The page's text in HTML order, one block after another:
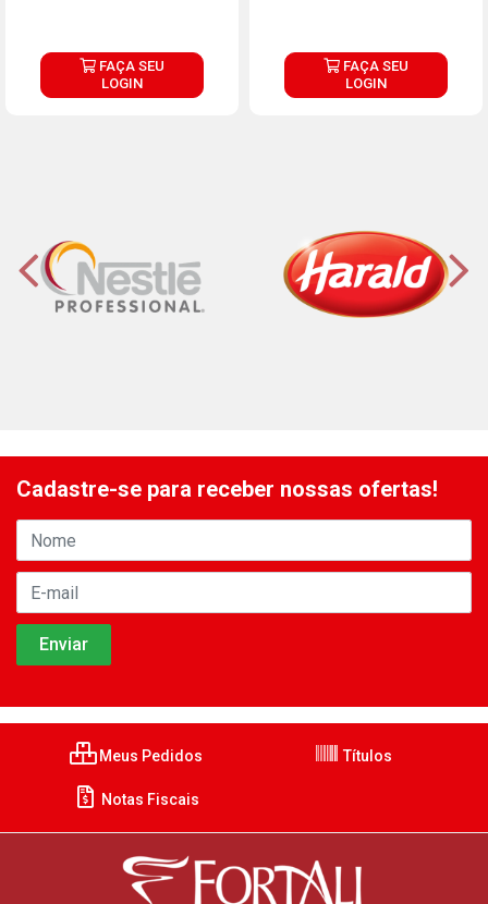
FAÇA SEU
LOGIN
FAÇA SEU
LOGIN
Cadastre-se para receber nossas ofertas!
Meus Pedidos Títulos
Notas Fiscais